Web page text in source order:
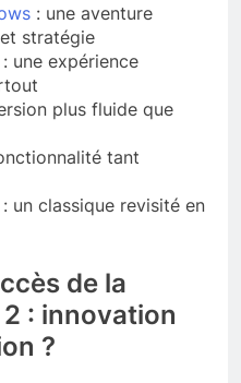
: une aventure
stratégie
: une expérience
plus fluide que
tant
: un classique revisité en
de la
: innovation
?